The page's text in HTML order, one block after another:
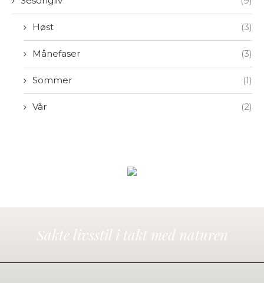
Høst (3)
Månefaser (3)
Sommer (1)
Vår (2)
Sakte livsstil i takt med naturen